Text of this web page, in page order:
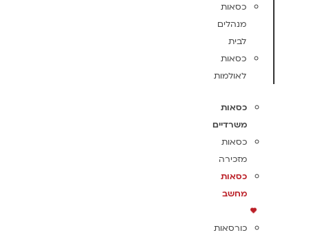
כסאות
מנהלים
לבית
כסאות
לאולמות
כסאות
משרדיים
כסאות
מזכירה
כסאות
מחשב
כורסאות